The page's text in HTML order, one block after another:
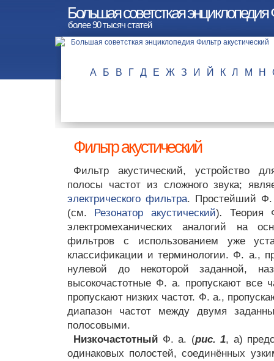
Большая советсткая энциклопедия
более 90 тысяч статей
А Б В Г Д Е Ж З И Й К Л М Н
Фильтр акустический
Фильтр акустический, устройство
полосы частот из сложного звука;
электрического фильтра. Простейший Ф.
(см. Резонатор акустический). Теория
электромеханических аналогий на
фильтров с использованием уже
классификации и терминологии. Ф. а.,
нулевой до некоторой заданной,
высокочастотные Ф. а. пропускают все
пропускают низких частот. Ф. а.,
диапазон частот между двумя
полосовыми.
Низкочастотный Ф. а. (рис. 1, а)
одинаковых полостей, соединённых